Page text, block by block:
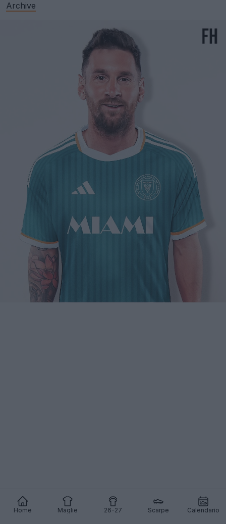
Home Maglie 26-27 Scarpe Calendario
Archive